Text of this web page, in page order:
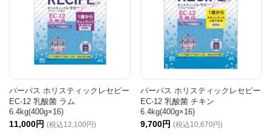
パーパス ホリスティックレセピー
EC-12 乳酸菌 ラム
6.4kg(400g×16)
11,000円 (税込12,100円)
パーパス ホリスティックレセピー
EC-12 乳酸菌 チキン
6.4kg(400g×16)
9,700円 (税込10,670円)